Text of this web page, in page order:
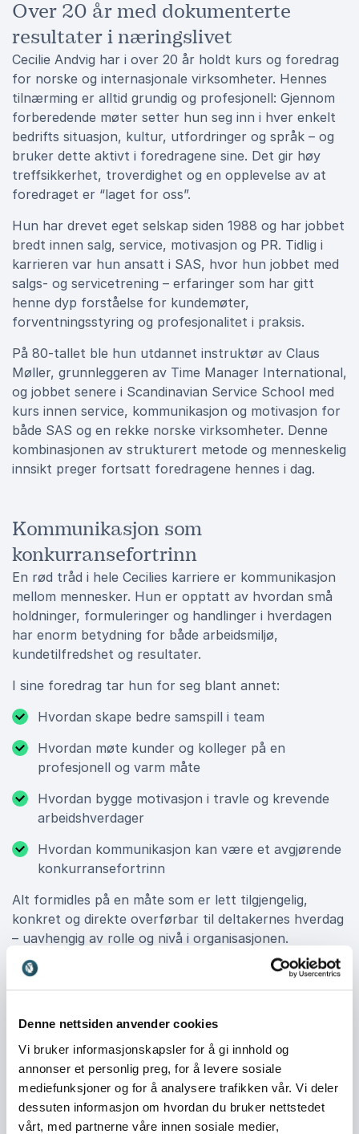
Denne nettsiden anvender cookies
Vi bruker informasjonskapsler for å gi innhold og
annonser et personlig preg, for å levere sosiale
mediefunksjoner og for å analysere trafikken vår. Vi deler
dessuten informasjon om hvordan du bruker nettstedet
vårt, med partnerne våre innen sosiale medier,
Over 20 år med dokumenterte
resultater i næringslivet
Cecilie Andvig har i over 20 år holdt kurs og foredrag
for norske og internasjonale virksomheter. Hennes
tilnærming er alltid grundig og profesjonell: Gjennom
forberedende møter setter hun seg inn i hver enkelt
bedrifts situasjon, kultur, utfordringer og språk – og
bruker dette aktivt i foredragene sine. Det gir høy
treffsikkerhet, troverdighet og en opplevelse av at
foredraget er “laget for oss”.
Hun har drevet eget selskap siden 1988 og har jobbet
bredt innen salg, service, motivasjon og PR. Tidlig i
karrieren var hun ansatt i SAS, hvor hun jobbet med
salgs- og servicetrening – erfaringer som har gitt
henne dyp forståelse for kundemøter,
forventningsstyring og profesjonalitet i praksis.
På 80-tallet ble hun utdannet instruktør av Claus
Møller, grunnleggeren av Time Manager International,
og jobbet senere i Scandinavian Service School med
kurs innen service, kommunikasjon og motivasjon for
både SAS og en rekke norske virksomheter. Denne
kombinasjonen av strukturert metode og menneskelig
innsikt preger fortsatt foredragene hennes i dag.
Kommunikasjon som
konkurransefortrinn
En rød tråd i hele Cecilies karriere er kommunikasjon
mellom mennesker. Hun er opptatt av hvordan små
holdninger, formuleringer og handlinger i hverdagen
har enorm betydning for både arbeidsmiljø,
kundetilfredshet og resultater.
I sine foredrag tar hun for seg blant annet:
Hvordan skape bedre samspill i team
Hvordan møte kunder og kolleger på en
profesjonell og varm måte
Hvordan bygge motivasjon i travle og krevende
arbeidshverdager
Hvordan kommunikasjon kan være et avgjørende
konkurransefortrinn
Alt formidles på en måte som er lett tilgjengelig,
konkret og direkte overførbar til deltakernes hverdag
– uavhengig av rolle og nivå i organisasjonen.
En formidler som engasjerer – og
blir husket
Cecilie Andvig er kjent for sin sterke tilstedeværelse
på scenen. Hun kombinerer trygg faglig forankring
med humor, tempo og menneskelig varme. Det gjør
henne til en foredragsholder som ikke bare leverer
budskap, men også skaper stemning, energi og ekte